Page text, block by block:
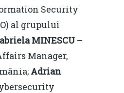
Security
al grupului
MINESCU –
Manager,
Adrian